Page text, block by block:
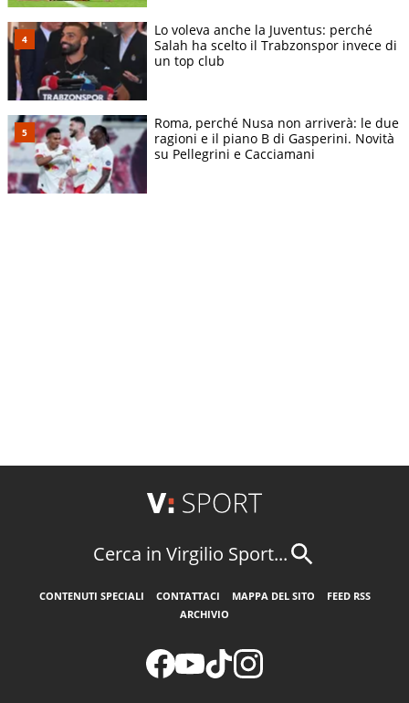
Lo voleva anche la Juventus: perché
Salah ha scelto il Trabzonspor invece di
un top club
Roma, perché Nusa non arriverà: le due
ragioni e il piano B di Gasperini. Novità
su Pellegrini e Cacciamani
Cerca in Virgilio Sport...
CONTENUTI SPECIALI CONTATTACI MAPPA DEL SITO
FEED RSS
ARCHIVIO